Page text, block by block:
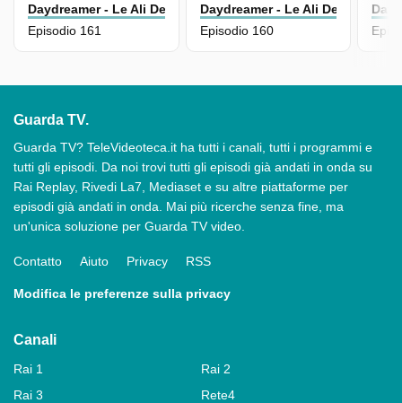
Daydreamer - Le Ali Del Sogno
Episodio 161
Daydreamer - Le Ali Del Sogno
Episodio 160
Guarda TV.
Guarda TV? TeleVideoteca.it ha tutti i canali, tutti i programmi e
tutti gli episodi. Da noi trovi tutti gli episodi già andati in onda su
Rai Replay, Rivedi La7, Mediaset e su altre piattaforme per
episodi già andati in onda. Mai più ricerche senza fine, ma
un'unica soluzione per Guarda TV video.
Contatto Aiuto Privacy RSS
Modifica le preferenze sulla privacy
Canali
Rai 1
Rai 2
Rai 3
Rete4